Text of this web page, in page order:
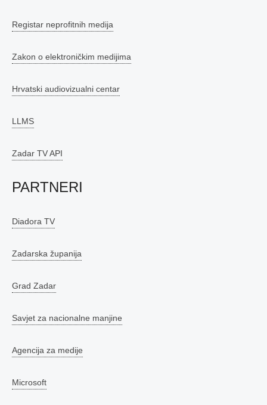
Registar neprofitnih medija
Zakon o elektroničkim medijima
Hrvatski audiovizualni centar
LLMS
Zadar TV API
PARTNERI
Diadora TV
Zadarska županija
Grad Zadar
Savjet za nacionalne manjine
Agencija za medije
Microsoft